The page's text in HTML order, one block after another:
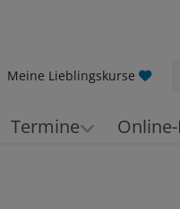
Meine Lieblingskurse
Termine